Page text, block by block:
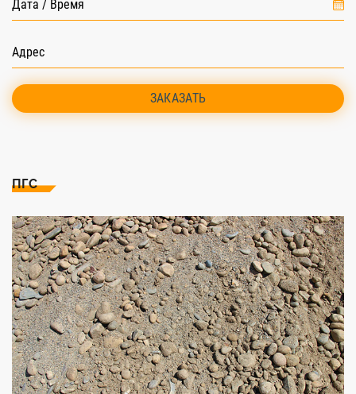
ЗАКАЗАТЬ
ПГС